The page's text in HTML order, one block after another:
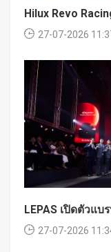
Hilux Revo
27-07-2026
LEPAS เปิดตัวแบ
27-07-2026